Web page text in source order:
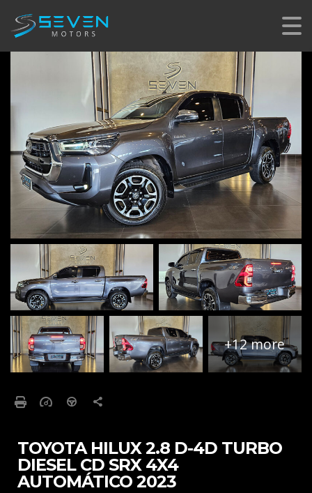
+12 more
TOYOTA HILUX 2.8 D-4D TURBO
DIESEL CD SRX 4X4
AUTOMÁTICO 2023